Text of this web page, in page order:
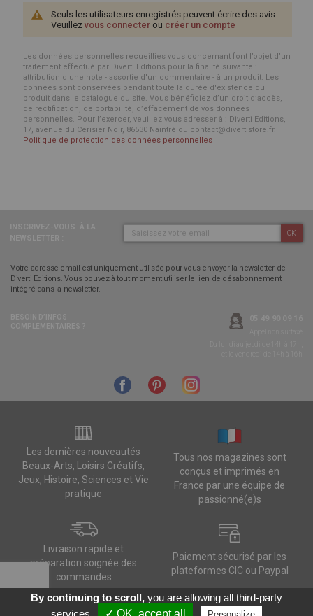
Seuls les utilisateurs enregistrés peuvent écrire des avis.
Veuillez vous connecter ou créer un compte
Les données personnelles recueillies vous concernant font l’objet d’un
traitement effectué par Diverti Editions pour la finalité suivante :
attribution d'une note - assortie d'un commentaire - à un produit. Les
données sont conservées pendant toute la durée d'existence du
produit dans le catalogue du site. Vous bénéficiez d’un droit d’accès,
de rectification, de portabilité, d’effacement de vos données
personnelles. Pour l’exercer, veuillez vous adresser à : Diverti Editions,
17, avenue du Cerisier Noir, 86530 Naintré ou contact@divertistore.fr.
Politique de protection des données personnelles
OK
Votre adresse email est uniquement utilisée pour vous envoyer la newsletter de
Diverti Editions. Vous pouvez à tout moment utiliser le lien de désabonnement
intégré dans la newsletter.
Les dernières nouveautés
Beaux-Arts, Loisirs Créatifs,
Jeux, Histoire, Sciences et Vie
pratique
Tous nos magazines sont
conçus et imprimés en
France par une équipe de
passionné(e)s
Livraison rapide et
préparation soignée des
commandes
Paiement sécurisé par les
plateformes CIC ou Paypal
Contactez-nous Mes données RGPD FAQ CGV Contact
Données personnelles
By continuing to scroll,you are allowing all third-party
services
✓ OK, accept all